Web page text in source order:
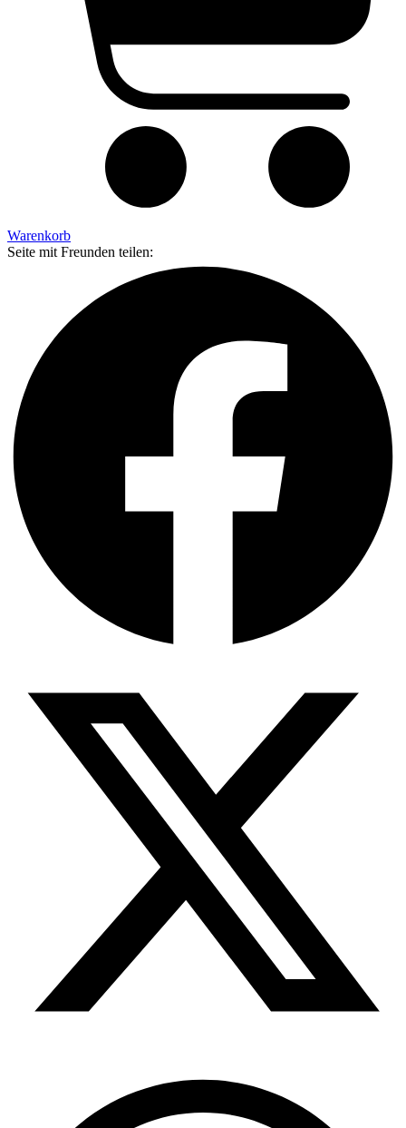
Warenkorb
Seite mit Freunden teilen: